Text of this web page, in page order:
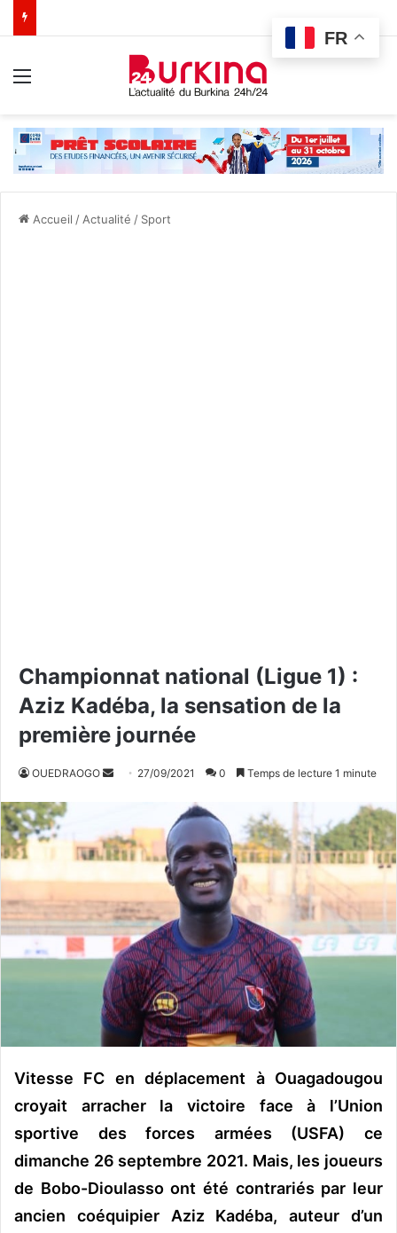
Accueil / Actualité / Sport
Championnat national (Ligue 1) :
Aziz Kadéba, la sensation de la
première journée
OUEDRAOGO
o
y
e
r
u
n
c
o
u
r
r
l
27/09/2021 0 Temps de lecture 1 minute
Vitesse FC en déplacement à Ouagadougou
croyait arracher la victoire face à l’Union
sportive des forces armées (USFA) ce
dimanche 26 septembre 2021. Mais, les joueurs
de Bobo-Dioulasso ont été contrariés par leur
ancien coéquipier Aziz Kadéba, auteur d’un
FR